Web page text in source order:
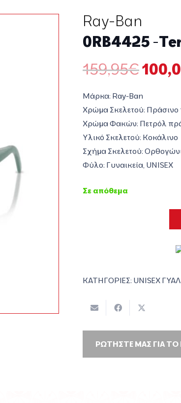
Ray-Ban
0RB4425 -
159,95€
price
was:
Μάρκα: Ray-Ban
Χρώμα Σκελετού: Πράσινο
Χρώμα Φακών: Πετρόλ
Υλικό Σκελετού: Κοκάλινο
Σχήμα Σκελετού:
Φύλο: Γυναικεία, UNISEX
Σε απόθεμα
ΚΑΤΗΓΟΡΙΕΣ: UNISEX
ΡΩΤΗΣΤΕ ΜΑΣ ΓΙΑ